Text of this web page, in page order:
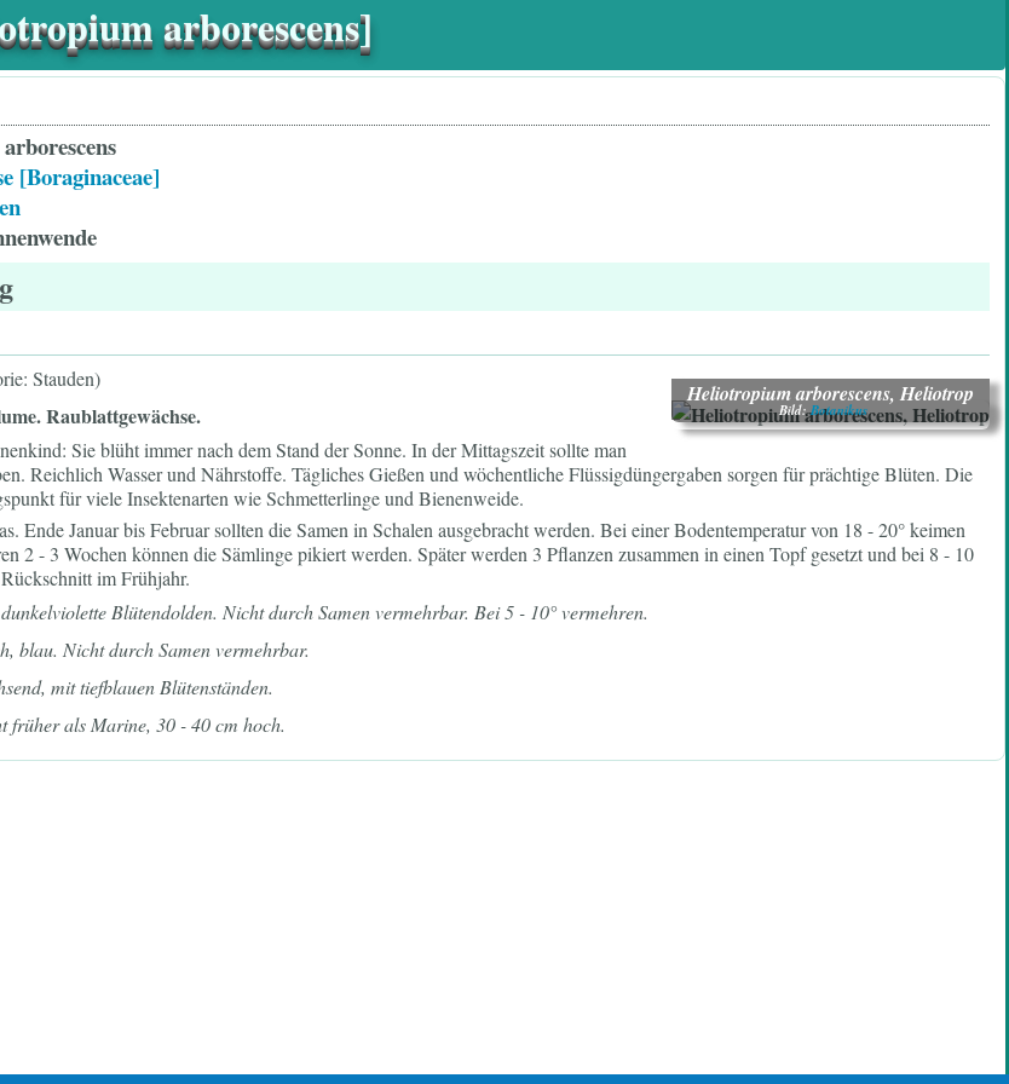
arborescens]
[Boraginaceae]
Stauden)
Heliotropium arborescens, Heliotrop
Bild:Botanikus
Raublattgewächse.
Sie blüht immer nach dem Stand der Sonne. In der Mittagszeit sollte man
Reichlich Wasser und Nährstoffe. Tägliches Gießen und wöchentliche Flüssigdüngergaben sorgen für prächtige Blüten. Die
für viele Insektenarten wie Schmetterlinge und Bienenweide.
Ende Januar bis Februar sollten die Samen in Schalen ausgebracht werden. Bei einer Bodentemperatur von 18 - 20° keimen
2 - 3 Wochen können die Sämlinge pikiert werden. Später werden 3 Pflanzen zusammen in einen Topf gesetzt und bei 8 - 10
im Frühjahr.
Blütendolden. Nicht durch Samen vermehrbar. Bei 5 - 10° vermehren.
blau. Nicht durch Samen vermehrbar.
mit tiefblauen Blütenständen.
früher als Marine, 30 - 40 cm hoch.